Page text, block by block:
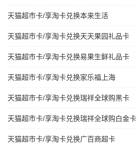
天猫超市卡/享淘卡兑换本来生活
天猫超市卡/享淘卡兑换天天果园礼品卡
天猫超市卡/享淘卡兑换易果生鲜礼品卡
天猫超市卡/享淘卡兑换家乐福上海
天猫超市卡/享淘卡兑换瑞祥全球购黑卡
天猫超市卡/享淘卡兑换瑞祥全球购白金卡
天猫超市卡/享淘卡兑换广百商超卡